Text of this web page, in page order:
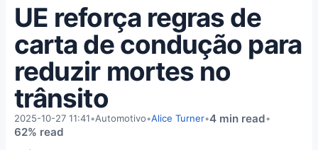
UE reforça regras de
carta de condução para
reduzir mortes no
trânsito
2025-10-27 11:41•Automotivo•Alice Turner•4 min read•
62% read